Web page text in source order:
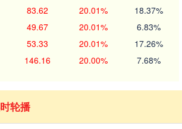
83.62 20.01% 18.37%
49.67 20.01% 6.83%
53.33 20.01% 17.26%
146.16 20.00% 7.68%
轮播